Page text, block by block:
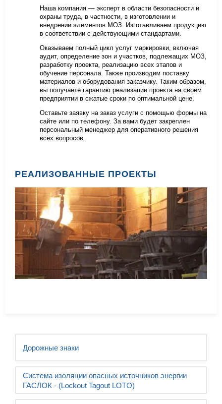
Дорожные знаки
Система изоляции опасных источников энергии
ГАСЛОК - (Lockout Tagout LOTO)
Наша компания — эксперт в области безопасности и
охраны труда, в частности, в изготовлении и
внедрении элементов МОЗ. Изготавливаем продукцию
в соответствии с действующими стандартами.
Оказываем полный цикл услуг маркировки, включая
аудит, определение зон и участков, подлежащих МОЗ,
разработку проекта, реализацию всех этапов и
обучение персонала. Также производим поставку
материалов и оборудования заказчику. Таким образом,
вы получаете гарантию реализации проекта на своем
предприятии в сжатые сроки по оптимальной цене.
Оставьте заявку на заказ услуги с помощью формы на
сайте или по телефону. За вами будет закреплен
персональный менеджер для оперативного решения
всех вопросов.
РЕАЛИЗОВАННЫЕ ПРОЕКТЫ